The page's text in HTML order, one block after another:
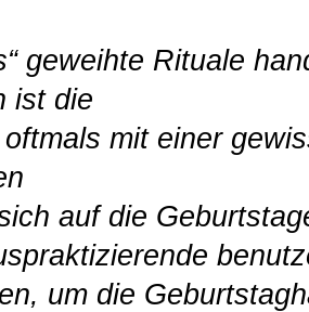
geweihte Rituale
ist die
mit einer
auf die
um die